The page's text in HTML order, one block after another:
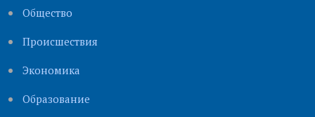
Общество
Происшествия
Экономика
Образование